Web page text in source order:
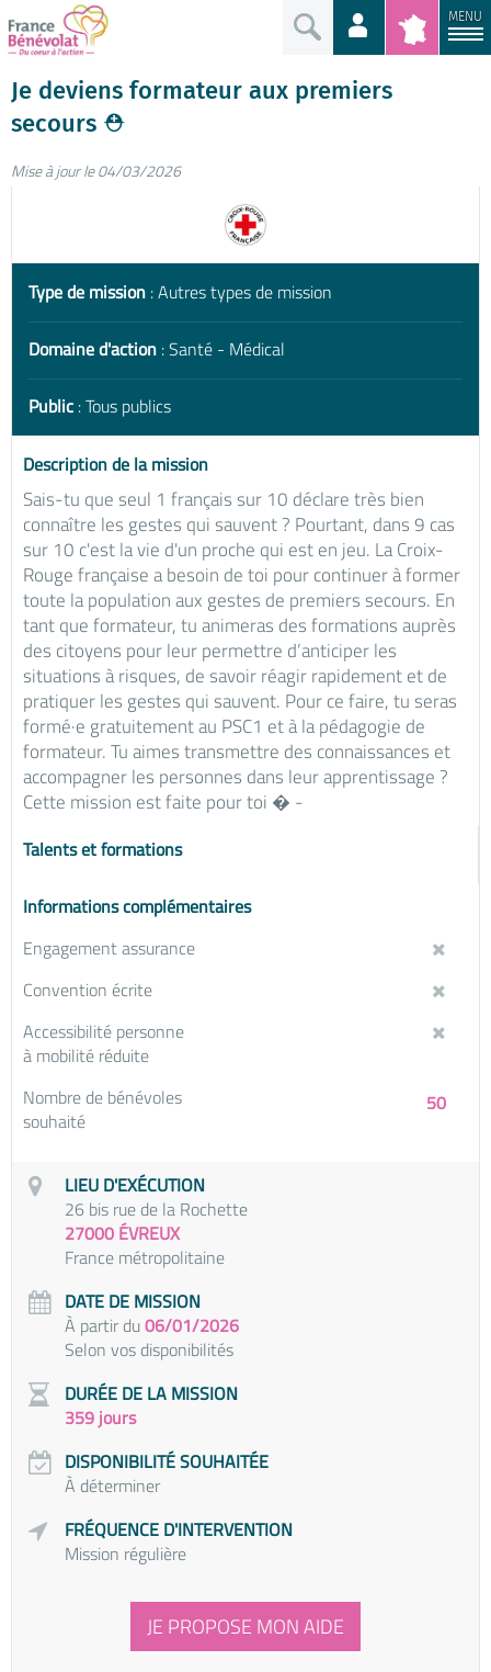
MENU
Je deviens formateur aux premiers
secours ⛑️
Mise à jour le 04/03/2026
Type de mission : Autres types de mission
Domaine d'action : Santé - Médical
Public : Tous publics
Description de la mission
Sais-tu que seul 1 français sur 10 déclare très bien
connaître les gestes qui sauvent ? Pourtant, dans 9 cas
sur 10 c'est la vie d'un proche qui est en jeu. La Croix-
Rouge française a besoin de toi pour continuer à former
toute la population aux gestes de premiers secours. En
tant que formateur, tu animeras des formations auprès
des citoyens pour leur permettre d’anticiper les
situations à risques, de savoir réagir rapidement et de
pratiquer les gestes qui sauvent. Pour ce faire, tu seras
formé·e gratuitement au PSC1 et à la pédagogie de
formateur. Tu aimes transmettre des connaissances et
accompagner les personnes dans leur apprentissage ?
Cette mission est faite pour toi � -
Talents et formations
Informations complémentaires
Engagement assurance
Convention écrite
Accessibilité personne
à mobilité réduite
50
Nombre de bénévoles
souhaité
LIEU D'EXÉCUTION
26 bis rue de la Rochette
27000 ÉVREUX
France métropolitaine
DATE DE MISSION
À partir du06/01/2026
Selon vos disponibilités
DURÉE DE LA MISSION
359 jours
DISPONIBILITÉ SOUHAITÉE
À déterminer
FRÉQUENCE D'INTERVENTION
Mission régulière
JE PROPOSE MON AIDE